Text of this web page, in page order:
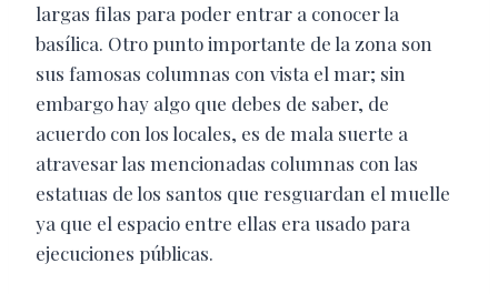
largas filas para poder entrar a conocer la
basílica. Otro punto importante de la zona son
sus famosas columnas con vista el mar; sin
embargo hay algo que debes de saber, de
acuerdo con los locales, es de mala suerte a
atravesar las mencionadas columnas con las
estatuas de los santos que resguardan el muelle
ya que el espacio entre ellas era usado para
ejecuciones públicas.